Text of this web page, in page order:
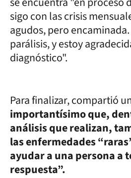
sigo con las crisis
agudos, pero
parálisis, y estoy
diagnóstico".
Para finalizar, compartió
importantísimo que,
análisis que realizan,
las enfermedades
ayudar a una persona a
respuesta”.